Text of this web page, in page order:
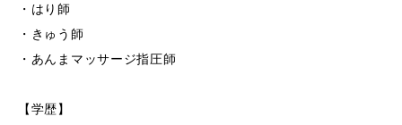
・はり師
・きゅう師
・あんまマッサージ指圧師
【学歴】